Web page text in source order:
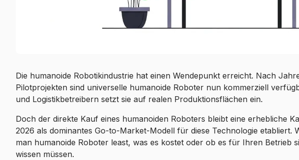
Die humanoide Robotikindustrie hat einen Wendepunkt erreicht. Nach
Pilotprojekten sind universelle humanoide Roboter nun kommerziell
und Logistikbetreibern setzt sie auf realen Produktionsflächen ein.
Doch der direkte Kauf eines humanoiden Roboters bleibt eine erhebliche
2026 als dominantes Go-to-Market-Modell für diese Technologie etabliert.
man humanoide Roboter least, was es kostet oder ob es für Ihren Betrieb
wissen müssen.